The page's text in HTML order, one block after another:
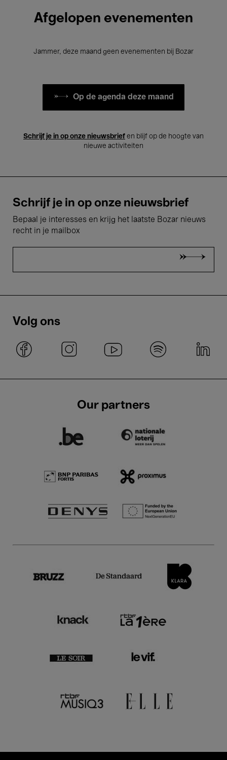
Afgelopen evenementen
Jammer, deze maand geen evenementen bij Bozar
Op de agenda deze maand
Schrijf je in op onze nieuwsbrief en blijf op de hoogte van
nieuwe activiteiten
Schrijf je in op onze nieuwsbrief
Bepaal je interesses en krijg het laatste Bozar nieuws
recht in je mailbox
Volg ons
Our partners